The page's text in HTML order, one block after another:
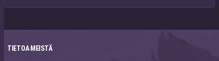
TIETOA MEISTÄ